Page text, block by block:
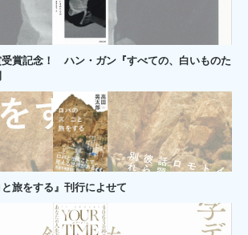
受賞記念！ ハン・ガン『すべての、白いものた
と旅をする』刊行によせて